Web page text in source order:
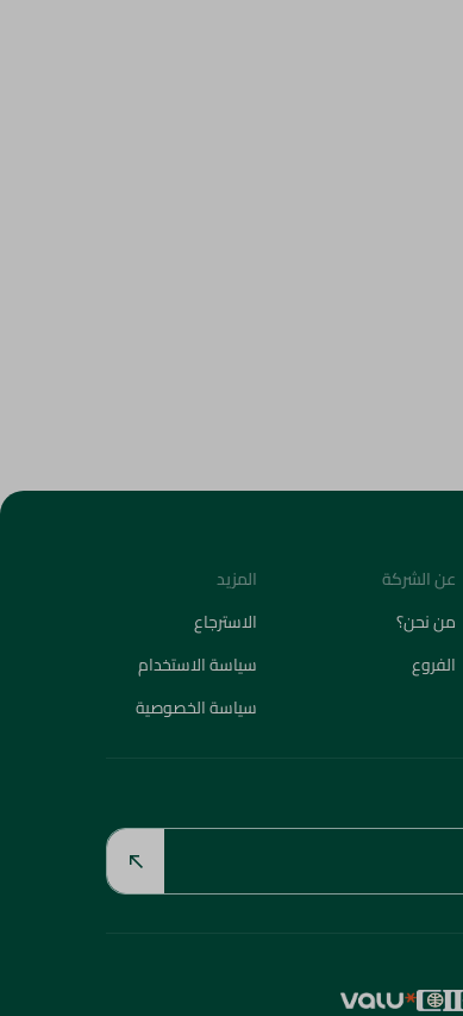
عن الشركة
من نحن؟
الفروع
المزيد
الاسترجاع
سياسة الاستخدام
سياسة الخصوصية